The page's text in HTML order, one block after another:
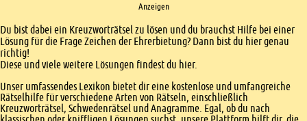
Anzeigen
Einleitung
Du bist dabei ein Kreuzworträtsel zu lösen und du brauchst Hilfe bei einer
Lösung für die Frage Zeichen der Ehrerbietung? Dann bist du hier genau
richtig!
Diese und viele weitere Lösungen findest du hier.
Unser umfassendes Lexikon bietet dir eine kostenlose und umfangreiche
Rätselhilfe für verschiedene Arten von Rätseln, einschließlich
Kreuzworträtsel, Schwedenrätsel und Anagramme. Egal, ob du nach